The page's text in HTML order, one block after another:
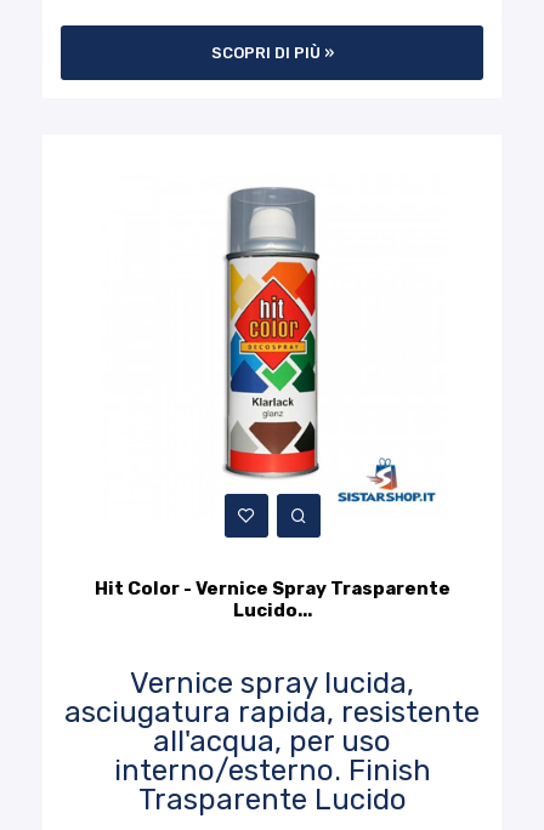
SCOPRI DI PIÙ »
Hit Color - Vernice Spray Trasparente
Lucido...
Vernice spray lucida,
asciugatura rapida, resistente
all'acqua, per uso
interno/esterno. Finish
Trasparente Lucido